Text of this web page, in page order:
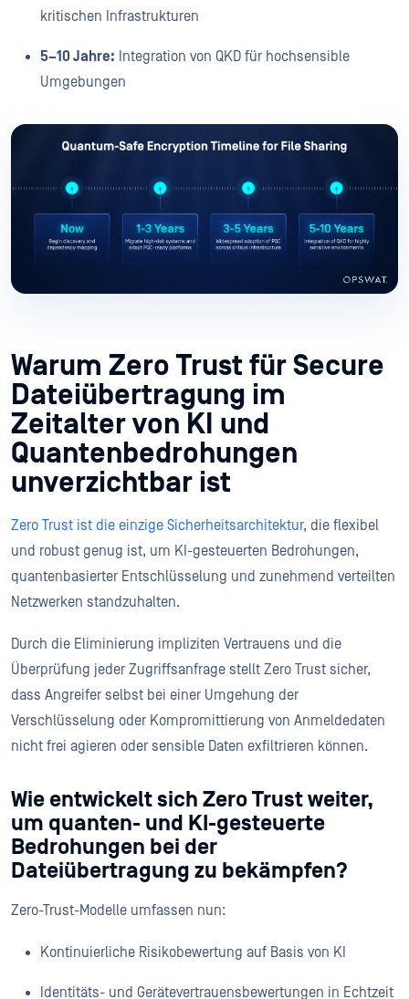
kritischen Infrastrukturen
5–10 Jahre: Integration von QKD für hochsensible
Umgebungen
Warum Zero Trust für Secure
Dateiübertragung im
Zeitalter von KI und
Quantenbedrohungen
unverzichtbar ist
Zero Trust ist die einzige Sicherheitsarchitektur, die flexibel
und robust genug ist, um KI-gesteuerten Bedrohungen,
quantenbasierter Entschlüsselung und zunehmend verteilten
Netzwerken standzuhalten.
Durch die Eliminierung impliziten Vertrauens und die
Überprüfung jeder Zugriffsanfrage stellt Zero Trust sicher,
dass Angreifer selbst bei einer Umgehung der
Verschlüsselung oder Kompromittierung von Anmeldedaten
nicht frei agieren oder sensible Daten exfiltrieren können.
Wie entwickelt sich Zero Trust weiter,
um quanten- und KI-gesteuerte
Bedrohungen bei der
Dateiübertragung zu bekämpfen?
Zero-Trust-Modelle umfassen nun:
Kontinuierliche Risikobewertung auf Basis von KI
Identitäts- und Gerätevertrauensbewertungen in Echtzeit